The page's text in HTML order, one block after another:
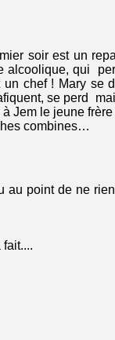
soir est un
alcoolique, qui
chef ! Mary se
se perd
Jem le jeune
combines…
au point de ne
fait....